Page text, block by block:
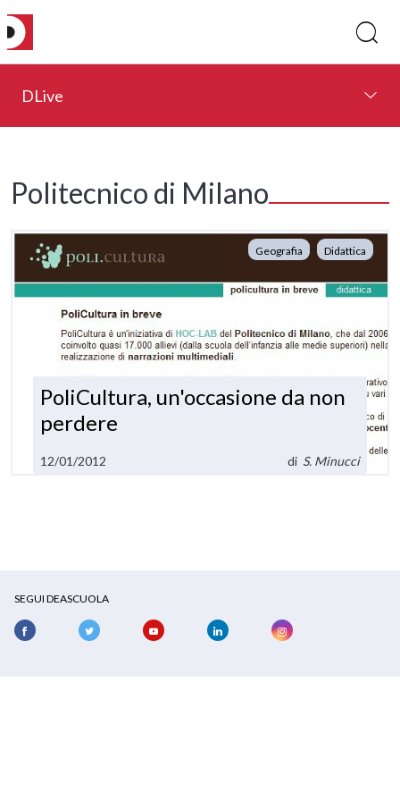
DLive
Politecnico di Milano
Geografia Didattica
PoliCultura, un'occasione da non
perdere
12/01/2012 di S. Minucci
SEGUI DEASCUOLA